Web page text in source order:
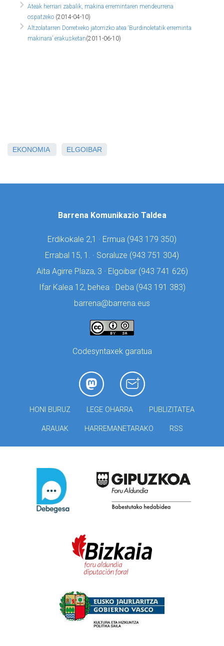
Ateak herriari zabalik, makina erremintaren mendeurrena
ospatzeko (2014-04-10)
Altzolatarren Dorretxeko jatorrizko atea ‘Burdinoletatik erreminta
makinara’ erakusketan(2011-06-10)
EKONOMIA ELGOIBAR
Barrena Komunikazio Taldea
Erdikokale 2,1 · Ermua (943 179 350)
Errabal 15, 1. · Soraluze (943 751 304)
Aita Agirre Plaza, 3 · Elgoibar (943 741 626)
Ifar Kalea 12, behea · Deba (943 191 383)
barrena@barrena.eus
Codesyntaxek garatua
HONI BURUZ LEGE OHARRA PUBLIZITATEA
ARAUAK HARREMANETARAKO RSS